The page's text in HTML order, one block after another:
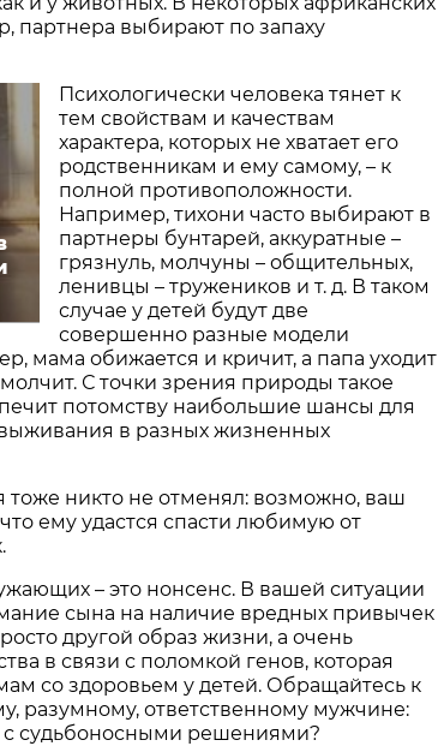
партнера выбирают по запаху
Психологически человека тянет к
тем свойствам и качествам
характера, которых не хватает его
родственникам и ему самому, – к
полной противоположности.
Например, тихони часто выбирают в
партнеры бунтарей, аккуратные –
грязнуль, молчуны – общительных,
ленивцы – тружеников и т. д. В таком
случае у детей будут две
совершенно разные модели
мама обижается и кричит, а папа уходит
С точки зрения природы такое
потомству наибольшие шансы для
в разных жизненных
тоже никто не отменял: возможно, ваш
ему удастся спасти любимую от
– это нонсенс. В вашей ситуации
сына на наличие вредных привычек
другой образ жизни, а очень
в связи с поломкой генов, которая
со здоровьем у детей. Обращайтесь к
разумному, ответственному мужчине:
с судьбоносными решениями?